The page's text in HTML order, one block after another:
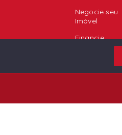
Negocie seu
Imóvel
Financie